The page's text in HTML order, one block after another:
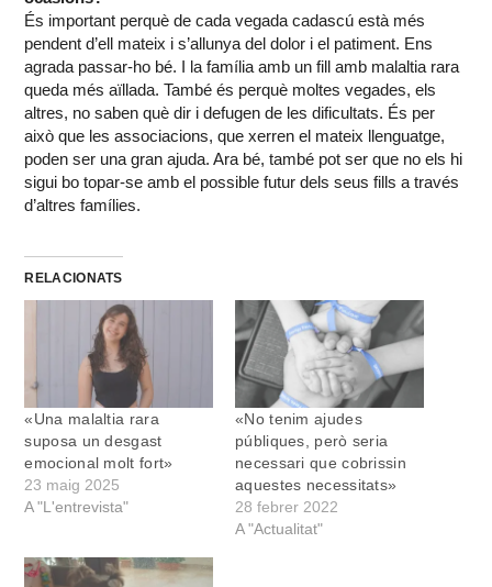
És important perquè de cada vegada cadascú està més
pendent d’ell mateix i s’allunya del dolor i el patiment. Ens
agrada passar-ho bé. I la família amb un fill amb malaltia rara
queda més aïllada. També és perquè moltes vegades, els
altres, no saben què dir i defugen de les dificultats. És per
això que les associacions, que xerren el mateix llenguatge,
poden ser una gran ajuda. Ara bé, també pot ser que no els hi
sigui bo topar-se amb el possible futur dels seus fills a través
d’altres famílies.
RELACIONATS
«Una malaltia rara
suposa un desgast
emocional molt fort»
23 maig 2025
A "L'entrevista"
«No tenim ajudes
públiques, però seria
necessari que cobrissin
aquestes necessitats»
28 febrer 2022
A "Actualitat"